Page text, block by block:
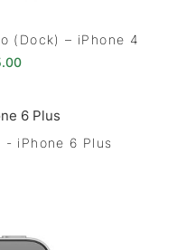
(Dock) – iPhone 4
original era: €39.90.
O preço atual é:
- iPhone 6 Plus